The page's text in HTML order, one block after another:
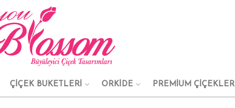
ÇİÇEK BUKETLERİ ORKİDE PREMİUM ÇİÇEKLER